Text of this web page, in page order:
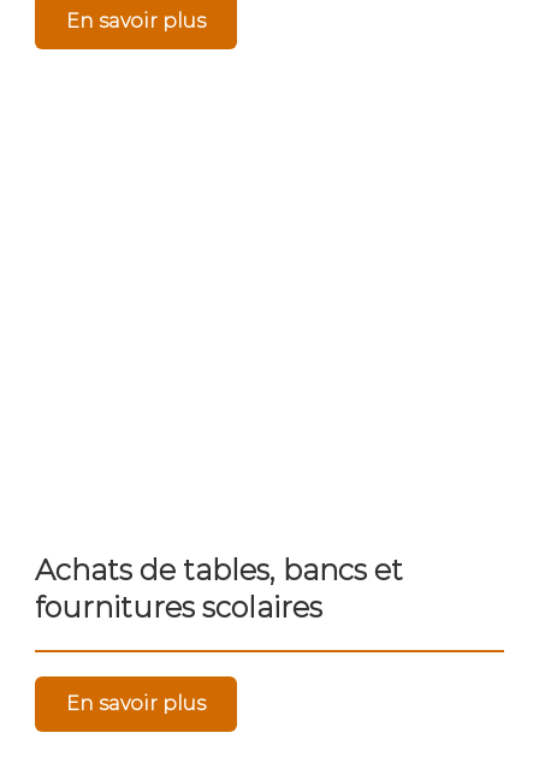
En savoir plus
Achats de tables, bancs et
fournitures scolaires
En savoir plus